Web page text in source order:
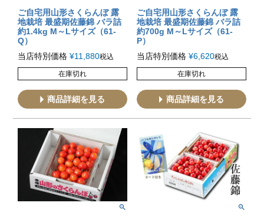
ご自宅用山形さくらんぼ 露
地栽培 最盛期佐藤錦 バラ詰
約1.4kg M～Lサイズ（61-
Q）
当店特別価格 ¥11,880税込
在庫切れ
商品詳細を見る
ご自宅用山形さくらんぼ 露
地栽培 最盛期佐藤錦 バラ詰
約700g M～Lサイズ（61-
P）
当店特別価格 ¥6,620税込
在庫切れ
商品詳細を見る